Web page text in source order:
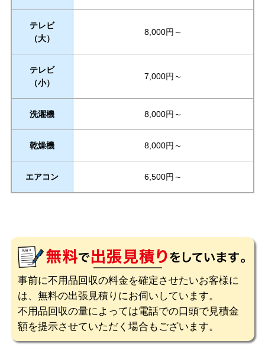
テレビ
（大）
8,000円～
テレビ
（小）
7,000円～
洗濯機 8,000円～
乾燥機 8,000円～
エアコン 6,500円～
事前に不用品回収の料金を確定させたいお客様に
は、無料の出張見積りにお伺いしています。
不用品回収の量によっては電話での口頭で見積金
額を提示させていただく場合もございます。